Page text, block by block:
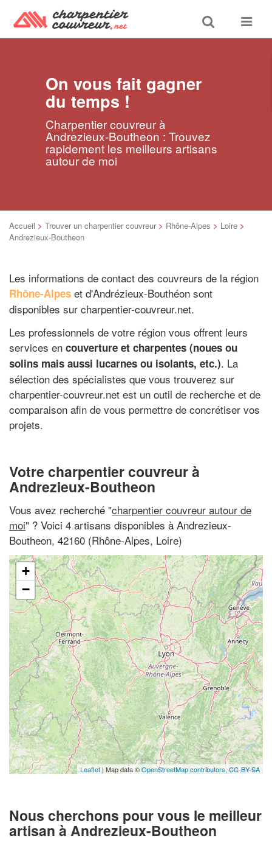
Toggle
search
Toggle
On vous fait gagner
du temps !
Charpentier couvreur à
Andrezieux-Boutheon : Trouvez
rapidement les meilleurs artisans
autour de moi
Accueil > Trouver un charpentier couvreur > Rhône-Alpes > Loire >
Andrezieux-Boutheon
Les informations de contact des couvreurs de la région
Rhône-Alpes et d'Andrézieux-Bouthéon sont
disponibles sur charpentier-couvreur.net.
Les professionnels de votre région vous offrent leurs
services en couverture et charpentes (noues ou
solins mais aussi lucarnes ou isolants, etc.). La
sélection des spécialistes que vous trouverez sur
charpentier-couvreur.net est un outil de recherche et de
comparaison afin de vous permettre de concrétiser vos
projets.
Votre charpentier couvreur à
Andrezieux-Boutheon
Vous avez recherché "charpentier couvreur autour de
moi" ? Voici 4 artisans disponibles à Andrezieux-
Boutheon, 42160 (Rhône-Alpes, Loire)
+
−
Leaflet | Map data ©OpenStreetMap contributors,CC-BY-SA
Nous cherchons pour vous le meilleur
artisan à Andrezieux-Boutheon